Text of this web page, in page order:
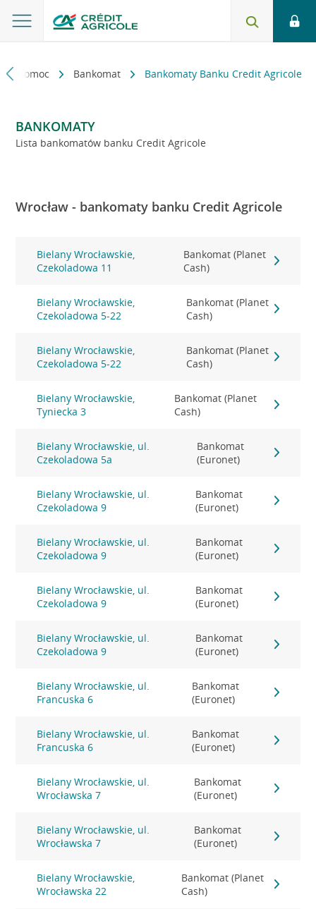
i pomoc Bankomat Bankomaty Banku Credit Agricole
BANKOMATY
Lista bankomatów banku Credit Agricole
Wrocław - bankomaty banku Credit Agricole
Bielany Wrocławskie,
Czekoladowa 11
Bankomat (Planet
Cash)
Bielany Wrocławskie,
Czekoladowa 5-22
Bankomat (Planet
Cash)
Bielany Wrocławskie,
Czekoladowa 5-22
Bankomat (Planet
Cash)
Bielany Wrocławskie,
Tyniecka 3
Bankomat (Planet
Cash)
Bielany Wrocławskie, ul.
Czekoladowa 5a
Bankomat
(Euronet)
Bielany Wrocławskie, ul.
Czekoladowa 9
Bankomat
(Euronet)
Bielany Wrocławskie, ul.
Czekoladowa 9
Bankomat
(Euronet)
Bielany Wrocławskie, ul.
Czekoladowa 9
Bankomat
(Euronet)
Bielany Wrocławskie, ul.
Czekoladowa 9
Bankomat
(Euronet)
Bielany Wrocławskie, ul.
Francuska 6
Bankomat
(Euronet)
Bielany Wrocławskie, ul.
Francuska 6
Bankomat
(Euronet)
Bielany Wrocławskie, ul.
Wrocławska 7
Bankomat
(Euronet)
Bielany Wrocławskie, ul.
Wrocławska 7
Bankomat
(Euronet)
Bielany Wrocławskie,
Wrocławska 22
Bankomat (Planet
Cash)